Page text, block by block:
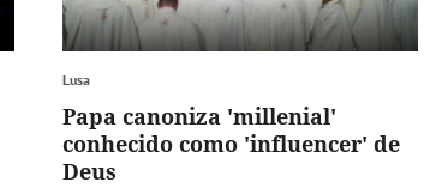
Lusa
Papa canoniza 'millenial'
conhecido como 'influencer' de
Deus